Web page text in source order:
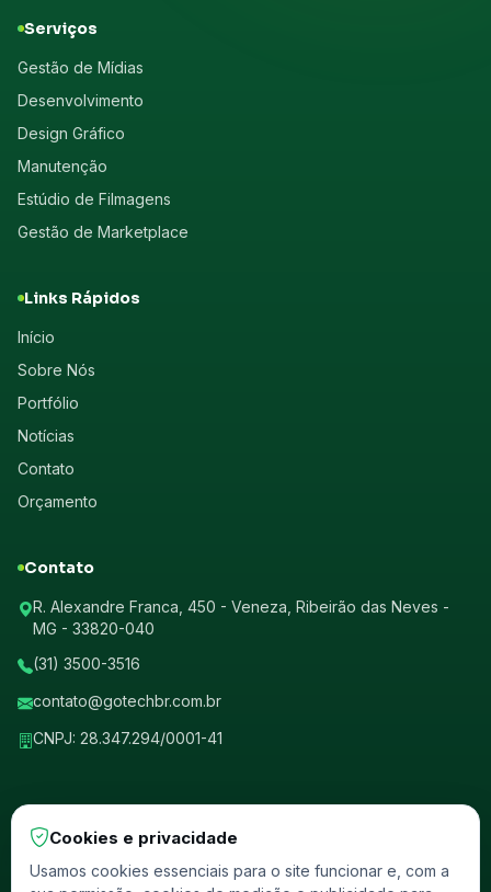
Serviços
Gestão de Mídias
Desenvolvimento
Design Gráfico
Manutenção
Estúdio de Filmagens
Gestão de Marketplace
Links Rápidos
Início
Sobre Nós
Portfólio
Notícias
Contato
Orçamento
Contato
R. Alexandre Franca, 450 - Veneza, Ribeirão das Neves -
MG - 33820-040
(31) 3500-3516
contato@gotechbr.com.br
CNPJ: 28.347.294/0001-41
Cookies e privacidade
Usamos cookies essenciais para o site funcionar e, com a